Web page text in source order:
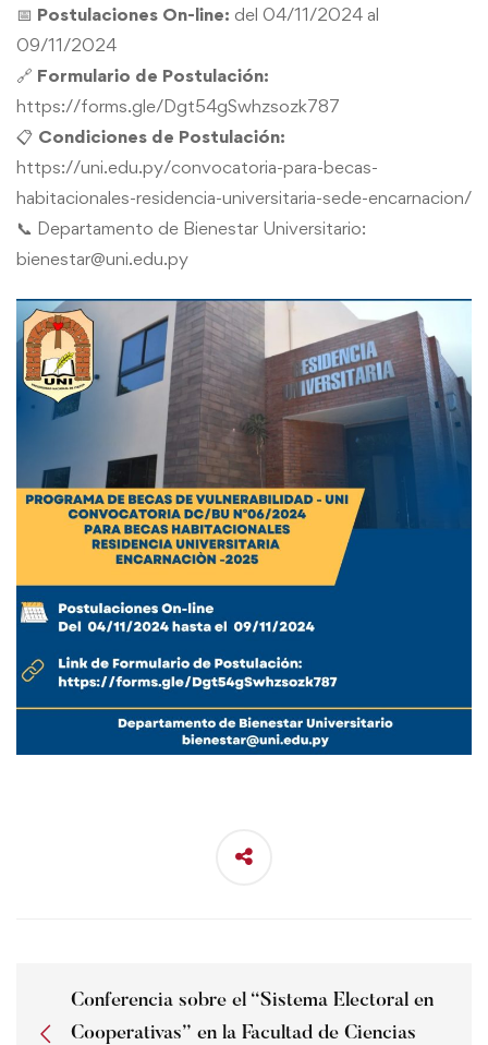
📅 Postulaciones On-line: del 04/11/2024 al
09/11/2024
🔗 Formulario de Postulación:
https://forms.gle/Dgt54gSwhzsozk787
📋 Condiciones de Postulación:
https://uni.edu.py/convocatoria-para-becas-
habitacionales-residencia-universitaria-sede-encarnacion/
📞 Departamento de Bienestar Universitario:
bienestar@uni.edu.py
Conferencia sobre el “Sistema Electoral en
Cooperativas” en la Facultad de Ciencias